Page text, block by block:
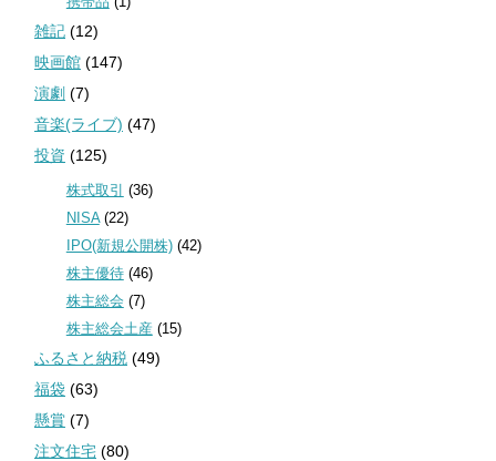
雑記 (12)
映画館 (147)
演劇 (7)
音楽(ライブ) (47)
投資 (125)
株式取引
(36)
NISA(22)
IPO(新規公開株)(42)
株主優待(46)
株主総会 (7)
株主総会土産 (15)
ふるさと納税 (49)
福袋 (63)
懸賞 (7)
注文住宅 (80)